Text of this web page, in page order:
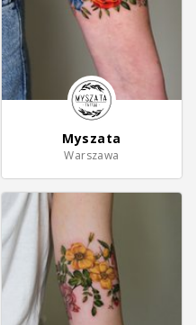
Myszata
Warszawa